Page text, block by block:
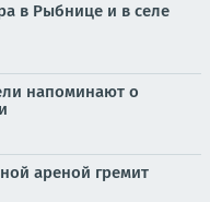
в Рыбнице и в селе
напоминают о
ареной гремит